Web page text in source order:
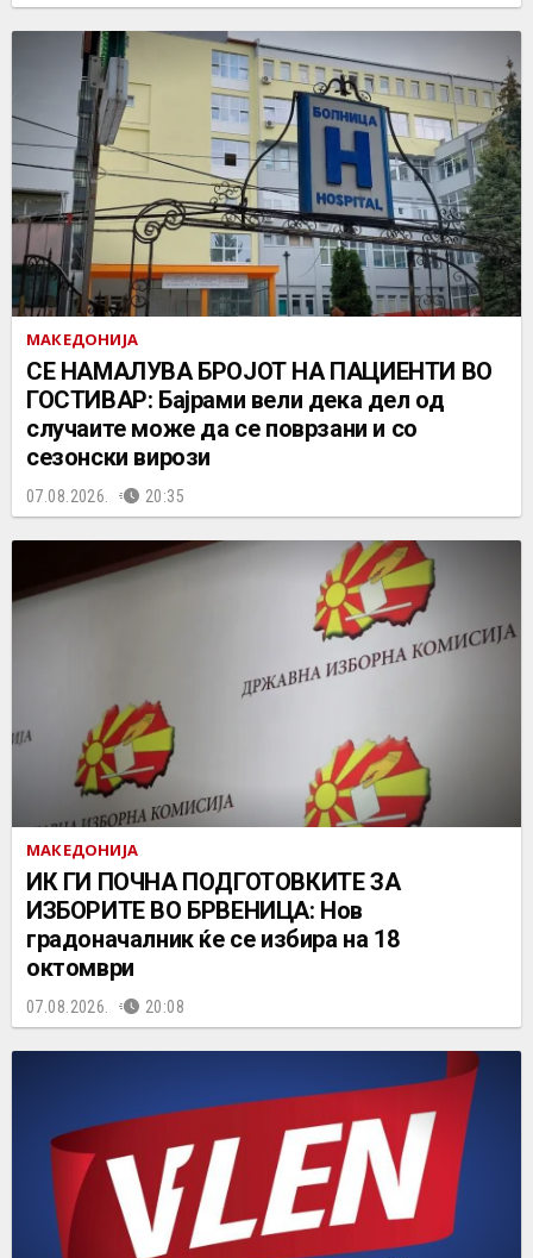
МАКЕДОНИЈА
СЕ НАМАЛУВА БРОЈОТ НА ПАЦИЕНТИ ВО
ГОСТИВАР: Бајрами вели дека дел од
случаите може да се поврзани и со
сезонски вирози
07.08.2026. 20:35
МАКЕДОНИЈА
ИК ГИ ПОЧНА ПОДГОТОВКИТЕ ЗА
ИЗБОРИТЕ ВО БРВЕНИЦА: Нов
градоначалник ќе се избира на 18
октомври
07.08.2026. 20:08